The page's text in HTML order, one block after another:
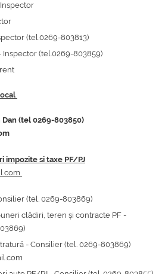
(tel.0269-803813)
Inspector (tel.0269-803859)
(tel 0269-803850)
impozite si taxe PF/PJ
(tel. 0269-803869)
clădiri, teren și contracte PF -
- Consilier (tel. 0269-803869)